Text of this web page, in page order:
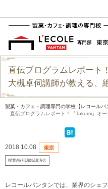
直伝プログラムレポート
大槻卓伺講師が教える、
製菓・カフェ・調理専門の学校【レコールバ
直伝プログラムレポート！『Takumi』オー
2018.10.08
授業/特別講師/講演会
レコールバンタンでは、業界のシェ